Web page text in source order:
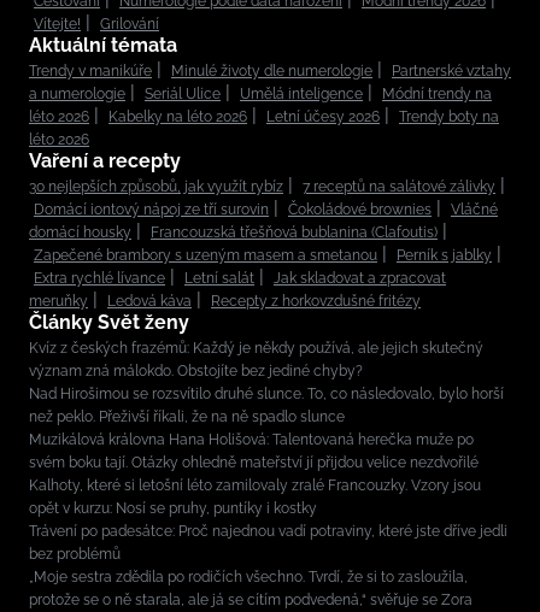
Vítejte!
Grilování
Aktuální témata
Trendy v manikúře Minulé životy dle numerologie
Partnerské vztahy
a numerologie
Seriál Ulice Umělá inteligence
Módní trendy na
léto 2026
Kabelky na léto 2026 Letní účesy 2026
Trendy boty na
léto 2026
Vaření a recepty
30 nejlepších způsobů, jak využít rybíz
7 receptů na salátové zálivky
Domácí iontový nápoj ze tří surovin
Čokoládové brownies
Vláčné
domácí housky
Francouzská třešňová bublanina (Clafoutis)
Zapečené brambory s uzeným masem a smetanou
Perník s jablky
Extra rychlé lívance
Letní salát
Jak skladovat a zpracovat
meruňky
Ledová káva Recepty z horkovzdušné fritézy
Články Svět ženy
Kvíz z českých frazémů: Každý je někdy používá, ale jejich skutečný
význam zná málokdo. Obstojíte bez jediné chyby?
Nad Hirošimou se rozsvítilo druhé slunce. To, co následovalo, bylo horší
než peklo. Přeživší říkali, že na ně spadlo slunce
Muzikálová královna Hana Holišová: Talentovaná herečka muže po
svém boku tají. Otázky ohledně mateřství jí přijdou velice nezdvořilé
Kalhoty, které si letošní léto zamilovaly zralé Francouzky. Vzory jsou
opět v kurzu: Nosí se pruhy, puntíky i kostky
Trávení po padesátce: Proč najednou vadí potraviny, které jste dříve jedli
bez problémů
„Moje sestra zdědila po rodičích všechno. Tvrdí, že si to zasloužila,
protože se o ně starala, ale já se cítím podvedená,“ svěřuje se Zora